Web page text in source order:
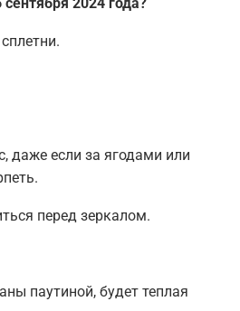
2024 года?
даже если за ягодами или
перед зеркалом.
паутиной, будет теплая